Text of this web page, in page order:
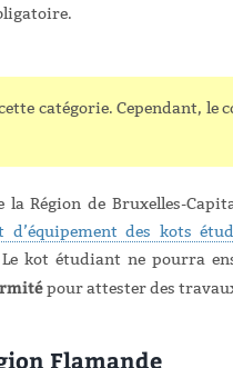
catégorie. Cependant, le
Région de Bruxelles-
des kots
kot étudiant ne pourra
pour attester des
Flamande